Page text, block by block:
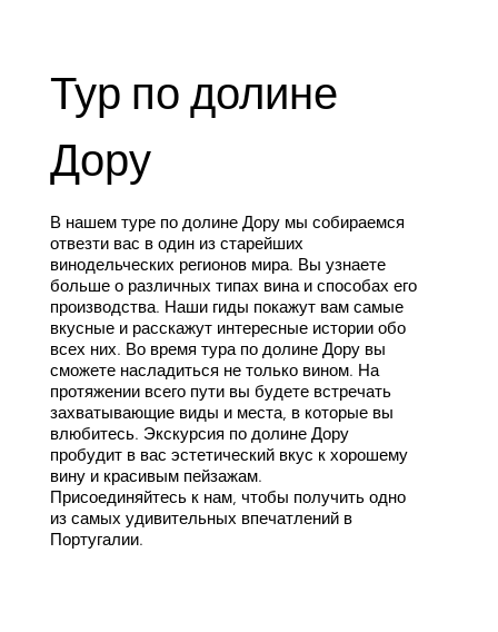
Тур по долине
Дору
В нашем туре по долине Дору мы собираемся
отвезти вас в один из старейших
винодельческих регионов мира. Вы узнаете
больше о различных типах вина и способах его
производства. Наши гиды покажут вам самые
вкусные и расскажут интересные истории обо
всех них. Во время тура по долине Дору вы
сможете насладиться не только вином. На
протяжении всего пути вы будете встречать
захватывающие виды и места, в которые вы
влюбитесь. Экскурсия по долине Дору
пробудит в вас эстетический вкус к хорошему
вину и красивым пейзажам.
Присоединяйтесь к нам, чтобы получить одно
из самых удивительных впечатлений в
Португалии.